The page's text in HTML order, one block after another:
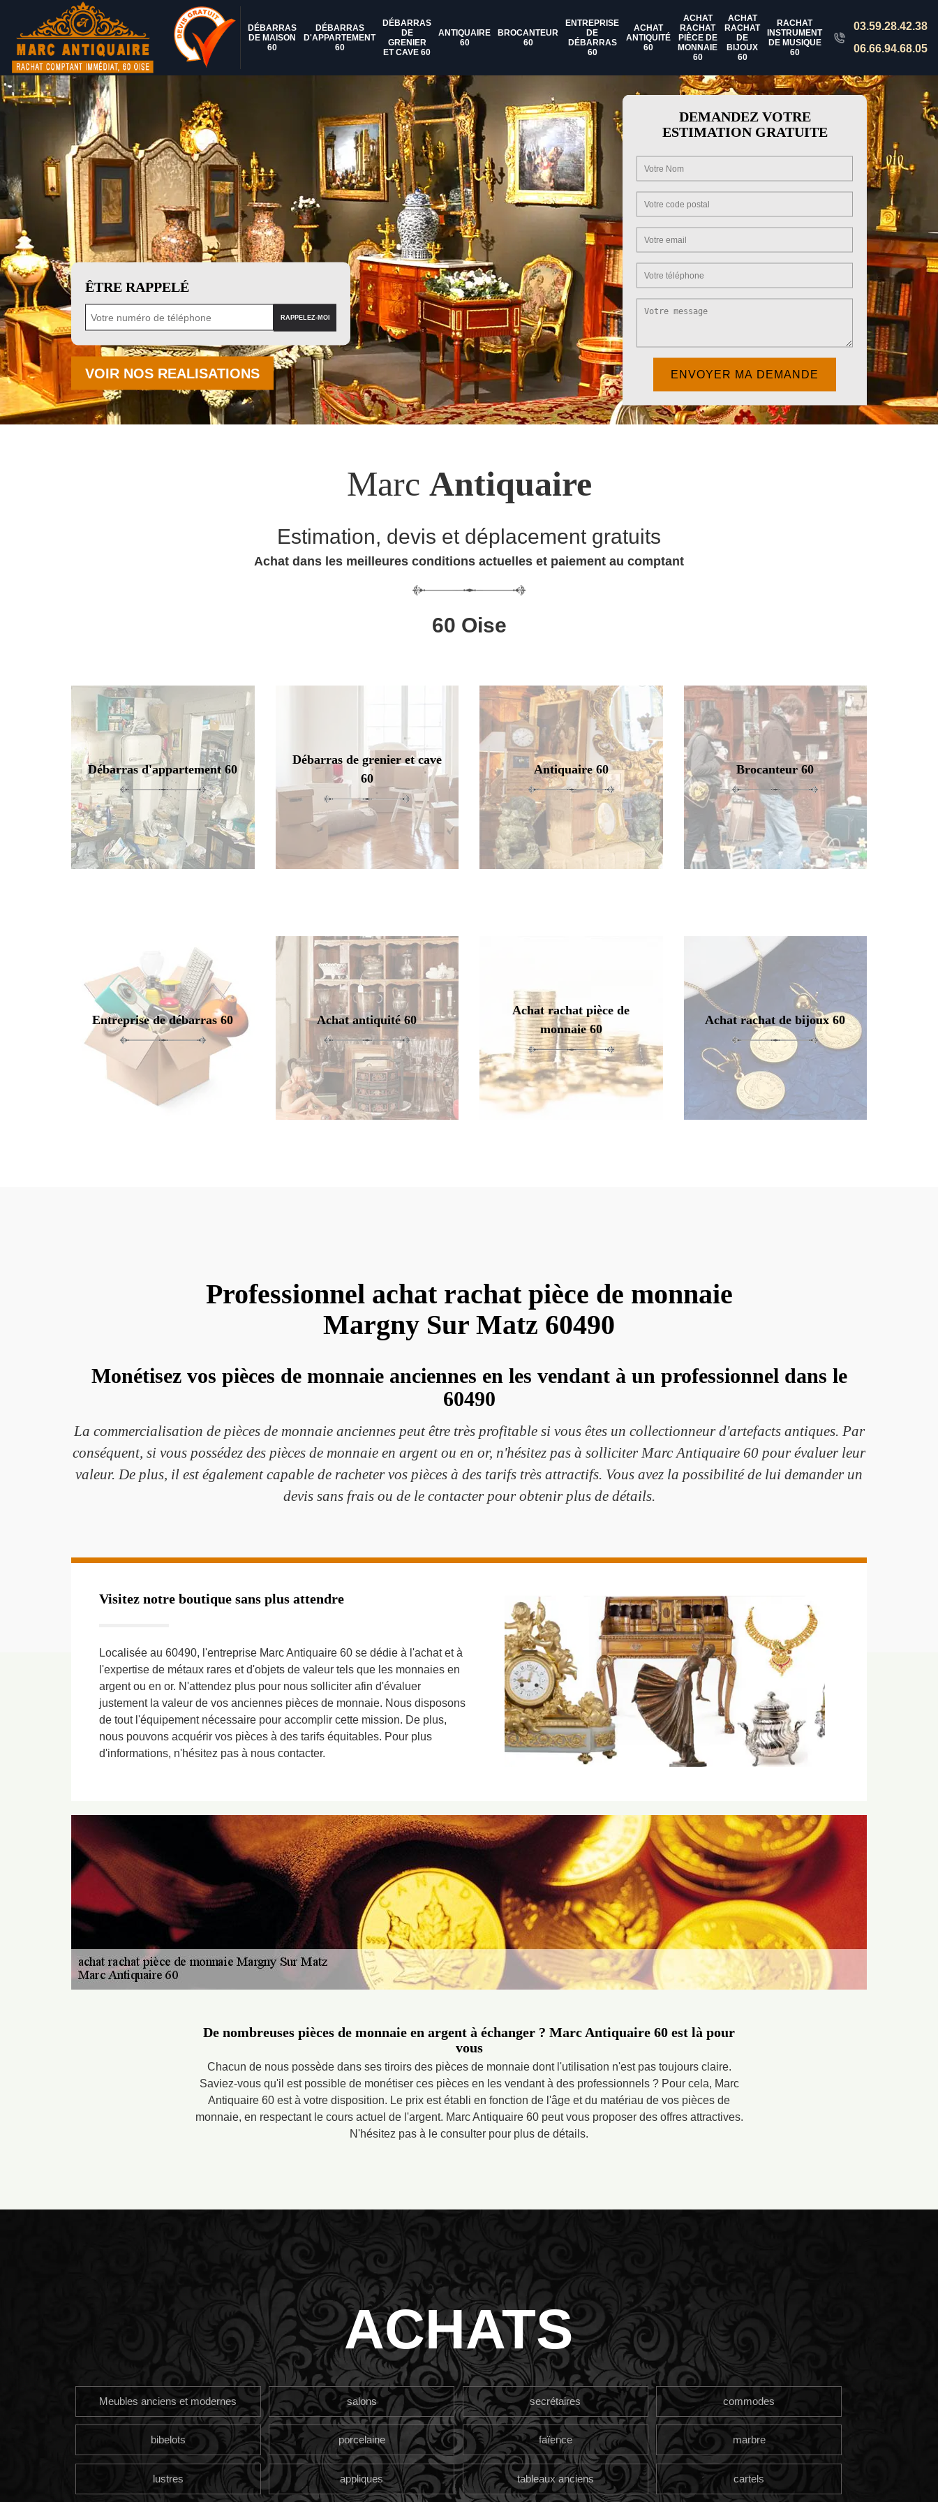
DÉBARRAS
DE MAISON
60
DÉBARRAS
D'APPARTEMENT
60
DÉBARRAS
DE
GRENIER
ET CAVE 60
ANTIQUAIRE
60
BROCANTEUR
60
ENTREPRISE
DE
DÉBARRAS
60
ACHAT
ANTIQUITÉ
60
ACHAT
RACHAT
PIÈCE DE
MONNAIE
60
ACHAT
RACHAT
DE
BIJOUX
60
RACHAT
INSTRUMENT
DE MUSIQUE
60
03.59.28.42.38
06.66.94.68.05
ÊTRE RAPPELÉ
VOIR NOS REALISATIONS
DEMANDEZ VOTRE
ESTIMATION GRATUITE
Marc Antiquaire
Estimation, devis et déplacement gratuits
Achat dans les meilleures conditions actuelles et paiement au comptant
60 Oise
Débarras d'appartement 60
Débarras de grenier et cave
60
Antiquaire 60 Brocanteur 60
Entreprise de débarras 60 Achat antiquité 60
Achat rachat pièce de
monnaie 60
Achat rachat de bijoux 60
Professionnel achat rachat pièce de monnaie
Margny Sur Matz 60490
Monétisez vos pièces de monnaie anciennes en les vendant à un professionnel dans le
60490
La commercialisation de pièces de monnaie anciennes peut être très profitable si vous êtes un collectionneur d'artefacts antiques. Par
conséquent, si vous possédez des pièces de monnaie en argent ou en or, n'hésitez pas à solliciter Marc Antiquaire 60 pour évaluer leur
valeur. De plus, il est également capable de racheter vos pièces à des tarifs très attractifs. Vous avez la possibilité de lui demander un
devis sans frais ou de le contacter pour obtenir plus de détails.
Visitez notre boutique sans plus attendre
Localisée au 60490, l'entreprise Marc Antiquaire 60 se dédie à l'achat et à
l'expertise de métaux rares et d'objets de valeur tels que les monnaies en
argent ou en or. N'attendez plus pour nous solliciter afin d'évaluer
justement la valeur de vos anciennes pièces de monnaie. Nous disposons
de tout l'équipement nécessaire pour accomplir cette mission. De plus,
nous pouvons acquérir vos pièces à des tarifs équitables. Pour plus
d'informations, n'hésitez pas à nous contacter.
De nombreuses pièces de monnaie en argent à échanger ? Marc Antiquaire 60 est là pour
vous
Chacun de nous possède dans ses tiroirs des pièces de monnaie dont l'utilisation n'est pas toujours claire.
Saviez-vous qu'il est possible de monétiser ces pièces en les vendant à des professionnels ? Pour cela, Marc
Antiquaire 60 est à votre disposition. Le prix est établi en fonction de l'âge et du matériau de vos pièces de
monnaie, en respectant le cours actuel de l'argent. Marc Antiquaire 60 peut vous proposer des offres attractives.
N'hésitez pas à le consulter pour plus de détails.
ACHATS
Meubles anciens et modernes salons secrétaires commodes
bibelots porcelaine faïence marbre
lustres appliques tableaux anciens cartels